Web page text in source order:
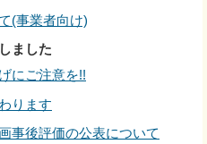
(事業者向け)
ました
にご注意を!!
ります
事後評価の公表について